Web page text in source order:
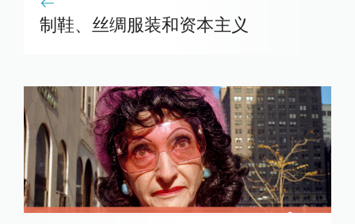
制鞋、丝绸服装和资本主义